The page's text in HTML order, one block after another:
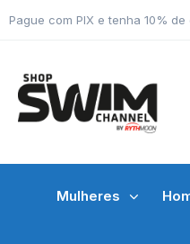
Pague com PIX e tenha 10%
Mulheres